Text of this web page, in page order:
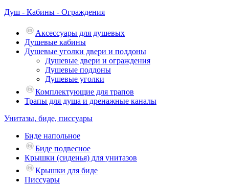
Душ - Кабины - Ограждения
Аксессуары для душевых
Душевые кабины
Душевые уголки двери и поддоны
Душевые двери и ограждения
Душевые поддоны
Душевые уголки
Комплектующие для трапов
Трапы для душа и дренажные каналы
Унитазы, биде, писсуары
Биде напольное
Биде подвесное
Крышки (сиденья) для унитазов
Крышки для биде
Писсуары